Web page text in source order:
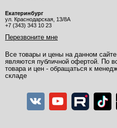
Екатеринбург
ул. Краснодарская, 13/8А
+7 (343) 343 10 23
Перезвоните мне
Все товары и цены на данном
являются публичной офертой. По
товара и цен - обращаться к
складе